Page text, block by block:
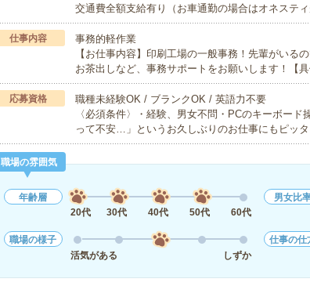
交通費全額支給有り（お車通勤の場合はオネステ
仕事内容
事務的軽作業
【お仕事内容】印刷工場の一般事務！先輩がいる
お茶出しなど、事務サポートをお願いします！【
応募資格
職種未経験OK / ブランクOK / 英語力不要
〈必須条件〉・経験、男女不問・PCのキーボー
って不安…」というお久しぶりのお仕事にもピッ
職場の雰囲気
年齢層
20代
30代 40代 50代 60代
男女比
職場の様子
活気がある
しずか
仕事の仕